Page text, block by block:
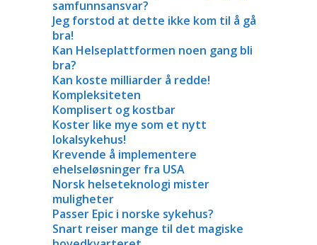
samfunnsansvar?
Jeg forstod at dette ikke kom til å gå
bra!
Kan Helseplattformen noen gang bli
bra?
Kan koste milliarder å redde!
Kompleksiteten
Komplisert og kostbar
Koster like mye som et nytt
lokalsykehus!
Krevende å implementere
ehelseløsninger fra USA
Norsk helseteknologi mister
muligheter
Passer Epic i norske sykehus?
Snart reiser mange til det magiske